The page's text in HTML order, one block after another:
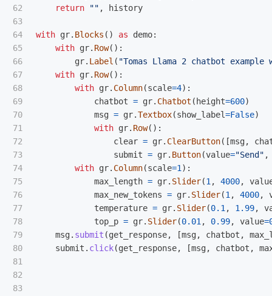
62
63
64
65
66
67
68
69
70
71
72
73
74
75
76
77
78
79
80
81
82
83
return
"" , history
with gr. Blocks () as demo:
with gr. Row():
gr. Label ( "Tomas Llama 2 chatbot example
with gr. Row():
with gr. Column(scale=4):
chatbot = gr. Chatbot ( height=600)
msg = gr.Textbox(show_label=False)
with gr. Row():
clear = gr. ClearButton([msg,
submit = gr. Button(value="Send " ,
with gr. Column(scale=1 ):
max_length = gr. Slider(1 , 4000,
max_new_tokens = gr. Slider(1 , 4000,
temperature = gr. Slider(0.1 , 1.99,
top_p = gr. Slider(0.01 , 0.99, value=
msg. submit (get_response, [msg, chatbot ,
submit . click(get_response, [msg, chatbot ,